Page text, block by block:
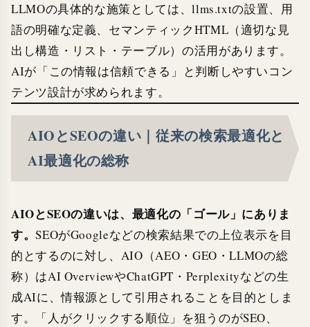
LLMOの具体的な施策としては、llms.txtの設置、用
語の明確な定義、セマンティックHTML（適切な見
出し構造・リスト・テーブル）の活用があります。
AIが「この情報は信頼できる」と判断しやすいコン
テンツ設計が求められます。
AIOとSEOの違い｜従来の検索最適化と
AI最適化の総称
AIOとSEOの違いは、最適化の「ゴール」にありま
す。SEOがGoogleなどの検索結果での上位表示を目
的とするのに対し、AIO（AEO・GEO・LLMOの総
称）はAI OverviewやChatGPT・Perplexityなどの生
成AIに、情報源として引用されることを目的としま
す。「人がクリックする順位」を狙うのがSEO、